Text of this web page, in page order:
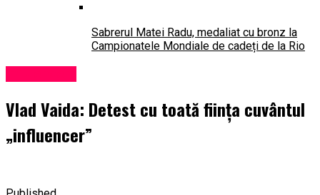
Sabrerul Matei Radu, medaliat cu bronz la
Campionatele Mondiale de cadeți de la Rio
Vlad Vaida: Detest cu toată ființa cuvântul
„influencer”